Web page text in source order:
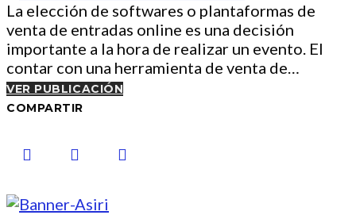
La elección de softwares o plantaformas de
venta de entradas online es una decisión
importante a la hora de realizar un evento. El
contar con una herramienta de venta de…
VER PUBLICACIÓN
COMPARTIR